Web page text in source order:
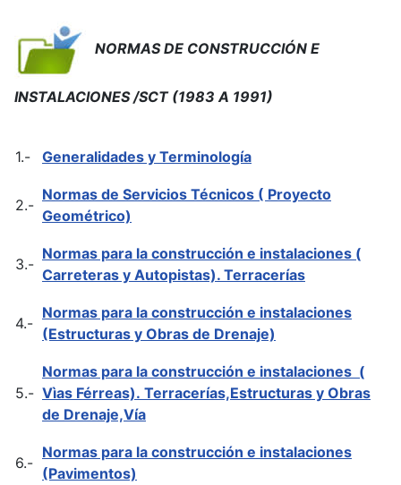
NORMAS DE CONSTRUCCIÓN E
INSTALACIONES /SCT (1983 A 1991)
1.- Generalidades y Terminología
2.-
Normas de Servicios Técnicos ( Proyecto
Geométrico)
3.-
Normas para la construcción e instalaciones (
Carreteras y Autopistas). Terracerías
4.-
Normas para la construcción e instalaciones
(Estructuras y Obras de Drenaje)
5.-
Normas para la construcción e instalaciones (
Vìas Férreas). Terracerías,Estructuras y Obras
de Drenaje,Vía
6.-
Normas para la construcción e instalaciones
(Pavimentos)